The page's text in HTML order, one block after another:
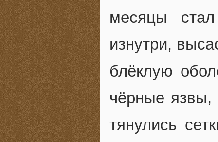
месяцы
изнутри,
блёклую
чёрные язвы,
тянулись